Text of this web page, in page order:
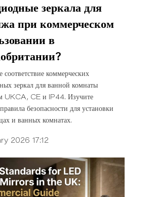
зеркала для
при коммерческом
в
соответствие коммерческих
зеркал для ванной комнаты
UKCA, CE и IP44. Изучите
безопасности для установки
и ванных комнатах.
2026 17:12